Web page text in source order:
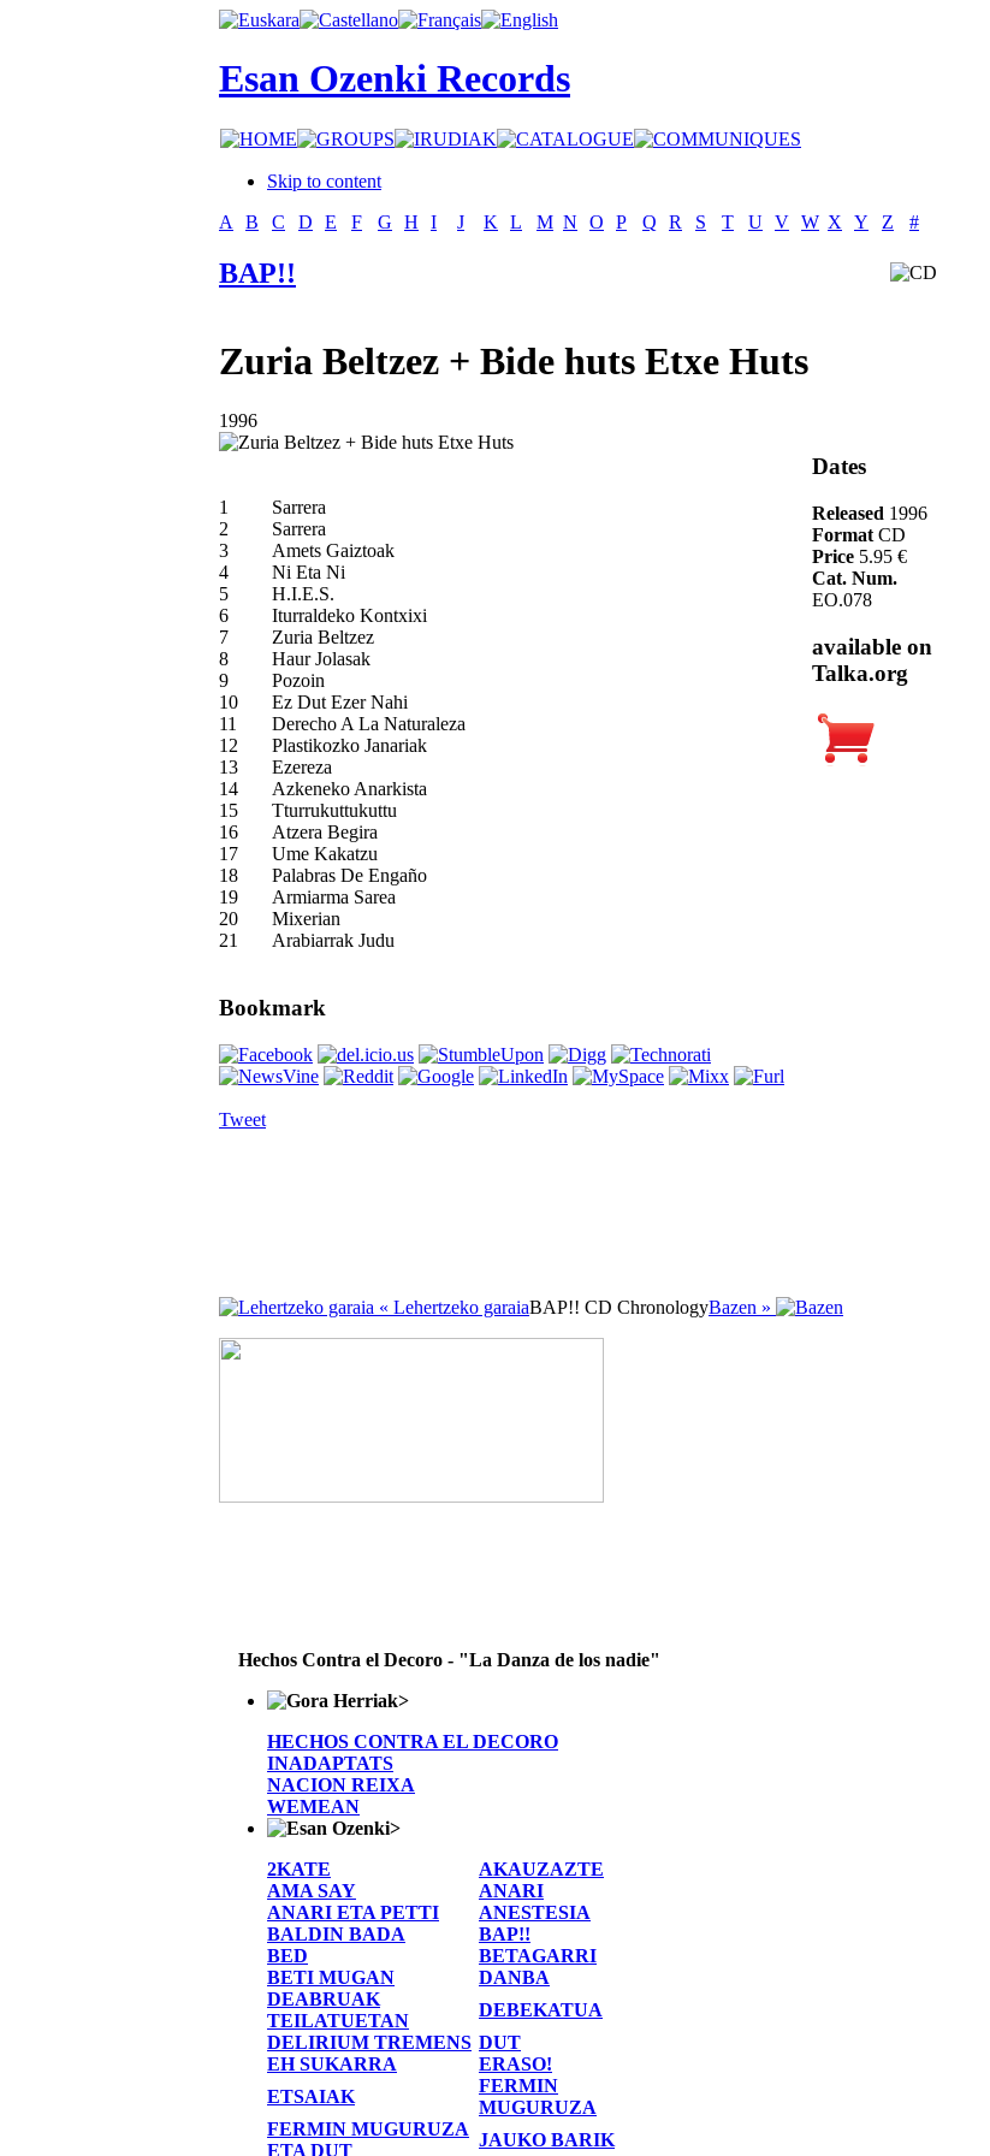
Esan Ozenki Records
Skip to content
A
B C D E F G H I J K L M N O P Q R S T U V W X Y Z #
BAP!!
Zuria Beltzez + Bide huts Etxe Huts
1996
1
Sarrera
2
Sarrera
3
Amets Gaiztoak
4
Ni Eta Ni
5
H.I.E.S.
6
Iturraldeko Kontxixi
7
Zuria Beltzez
8
Haur Jolasak
9
Pozoin
10
Ez Dut Ezer Nahi
11
Derecho A La Naturaleza
12
Plastikozko Janariak
13
Ezereza
14
Azkeneko Anarkista
15
Tturrukuttukuttu
16
Atzera Begira
17
Ume Kakatzu
18
Palabras De Engaño
19
Armiarma Sarea
20
Mixerian
21
Arabiarrak Judu
Bookmark
Tweet
Dates
Released 1996
Format CD
Price 5.95 €
Cat. Num.
EO.078
available on
Talka.org
« Lehertzeko garaiaBAP!! CD ChronologyBazen »
Hechos Contra el Decoro - "La Danza de los nadie"
>
HECHOS CONTRA EL DECORO
INADAPTATS
NACION REIXA
WEMEAN
>
2KATE
AKAUZAZTE
AMA SAY
ANARI
ANARI ETA PETTI
ANESTESIA
BALDIN BADA
BAP!!
BED
BETAGARRI
BETI MUGAN
DANBA
DEABRUAK
TEILATUETAN
DEBEKATUA
DELIRIUM TREMENS DUT
EH SUKARRA
ERASO!
ETSAIAK
FERMIN
MUGURUZA
FERMIN MUGURUZA
ETA DUT
JAUKO BARIK